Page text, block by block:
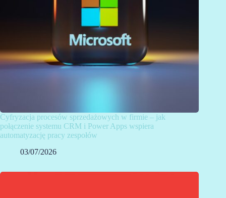
Cyfryzacja procesów sprzedażowych w firmie – jak
połączenie systemu CRM i Power Apps wspiera
automatyzację pracy zespołów
03/07/2026